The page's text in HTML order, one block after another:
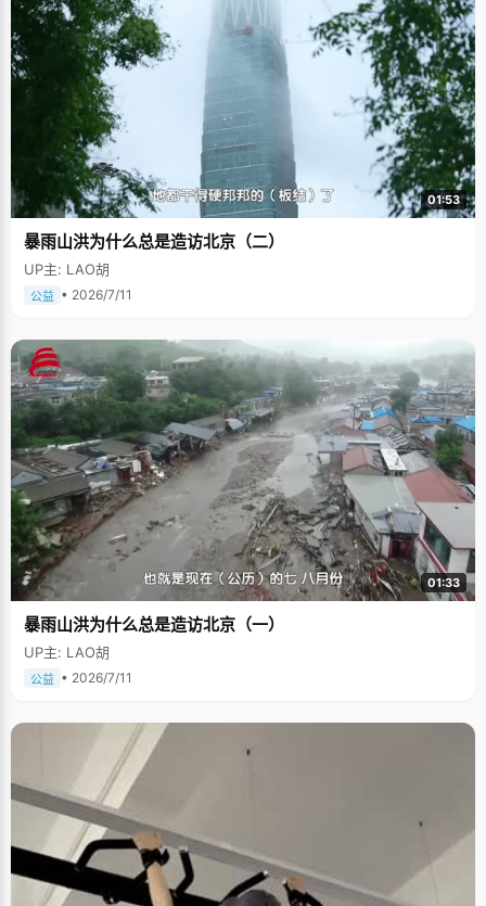
01:53
暴雨山洪为什么总是造访北京（二）
UP主: LAO胡
公益 • 2026/7/11
01:33
暴雨山洪为什么总是造访北京（一）
UP主: LAO胡
公益 • 2026/7/11